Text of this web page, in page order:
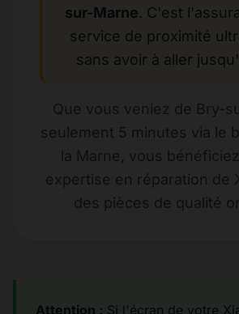
sur-Marne. C'est
service de proximité
sans avoir à aller
Que vous veniez de Bry-
seulement 5 minutes via le
la Marne, vous
expertise en réparation de
des pièces de qualité
Attention : Si l'écran de votre